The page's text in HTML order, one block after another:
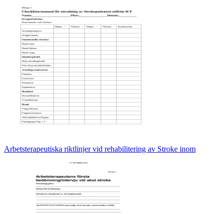
Arbetsterapeutiska riktlinjer vid rehabilitering av Stroke inom